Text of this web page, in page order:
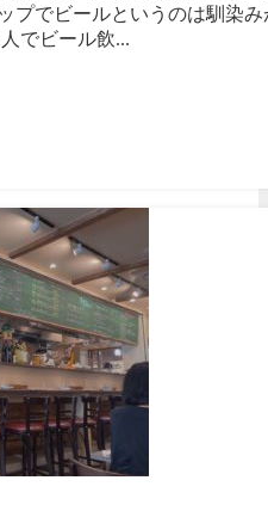
プでビールというのは馴染
でビール飲...